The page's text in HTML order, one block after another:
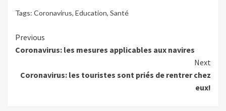
Tags: Coronavirus, Education, Santé
Continue
Reading
Previous
Coronavirus: les mesures applicables aux navires
Next
Coronavirus: les touristes sont priés de rentrer chez
eux!